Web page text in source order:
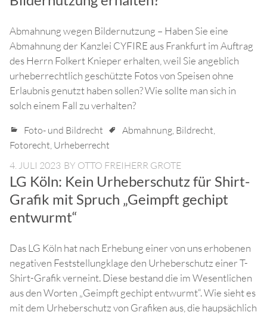
Abmahnung wegen Bildernutzung – Haben Sie eine
Abmahnung der Kanzlei CYFIRE aus Frankfurt im Auftrag
des Herrn Folkert Knieper erhalten, weil Sie angeblich
urheberrechtlich geschützte Fotos von Speisen ohne
Erlaubnis genutzt haben sollen? Wie sollte man sich in
solch einem Fall zu verhalten?
Foto- und Bildrecht Abmahnung, Bildrecht,
Fotorecht, Urheberrecht
4. JULI 2023 BY OTTO FREIHERR GROTE
LG Köln: Kein Urheberschutz für Shirt-
Grafik mit Spruch „Geimpft gechipt
entwurmt“
Das LG Köln hat nach Erhebung einer von uns erhobenen
negativen Feststellungklage den Urheberschutz einer T-
Shirt-Grafik verneint. Diese bestand die im Wesentlichen
aus den Worten „Geimpft gechipt entwurmt“. Wie sieht es
mit dem Urheberschutz von Grafiken aus, die haupsächlich